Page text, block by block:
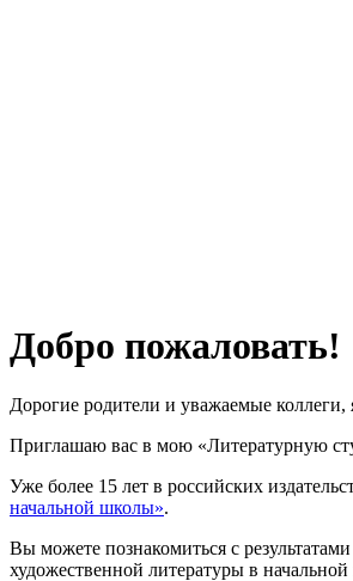
Добро пожаловать!
Дорогие родители и уважаемые коллеги,
Приглашаю вас в мою «Литературную
Уже более 15 лет в российских
начальной школы».
Вы можете познакомиться с
художественной литературы в